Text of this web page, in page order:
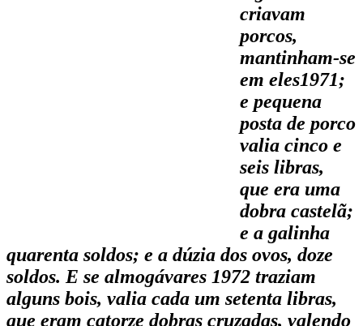
criavam
porcos,
mantinham-se
em eles1971;
e pequena
posta de porco
valia cinco e
seis libras,
que era uma
dobra castelã;
e a gali­nha
quarenta soldos; e a dúzia dos ovos, doze
soldos. E se almogávares 1972 traziam
alguns bois, valia cada um setenta libras,
que eram catorze dobras cruzadas, valendo